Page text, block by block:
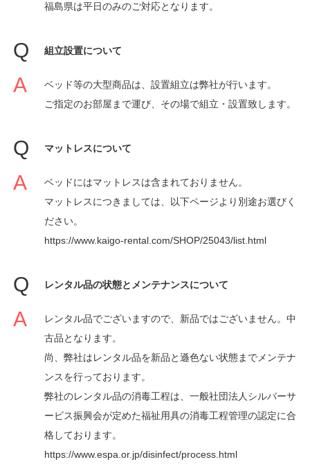
福島県は平日のみのご対応となります。
組立設置について
ベッド等の大型商品は、設置組立は弊社が行います。
ご指定のお部屋まで運び、その場で組立・設置致します。
マットレスについて
ベッドにはマットレスは含まれておりません。
マットレスにつきましては、以下ページより別途お選びく
ださい。
https://www.kaigo-rental.com/SHOP/25043/list.html
レンタル品の状態とメンテナンスについて
レンタル品でございますので、新品ではございません。中
古品となります。
尚、弊社はレンタル品を新品と遜色ない状態までメンテナ
ンスを行っております。
弊社のレンタル品の消毒工程は、一般社団法人シルバーサ
ービス振興会が定めた福祉用具の消毒工程管理の認定に合
格しております。
https://www.espa.or.jp/disinfect/process.html